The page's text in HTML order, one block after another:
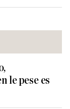
le pese es